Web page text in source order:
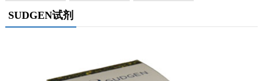
SUDGEN试剂